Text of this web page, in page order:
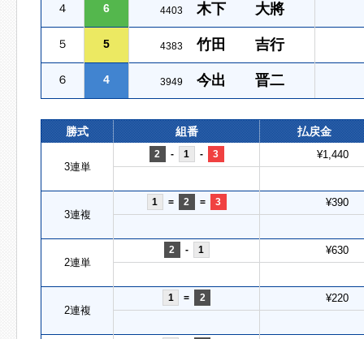
４ 6 4403 木下 大將
５ 5 4383 竹田 吉行
６ 4 3949 今出 晋二
勝式 組番 払戻金
3連単
2 - 1 - 3 ¥1,440
3連複
1 = 2 = 3 ¥390
2連単
2 - 1 ¥630
2連複
1 = 2 ¥220